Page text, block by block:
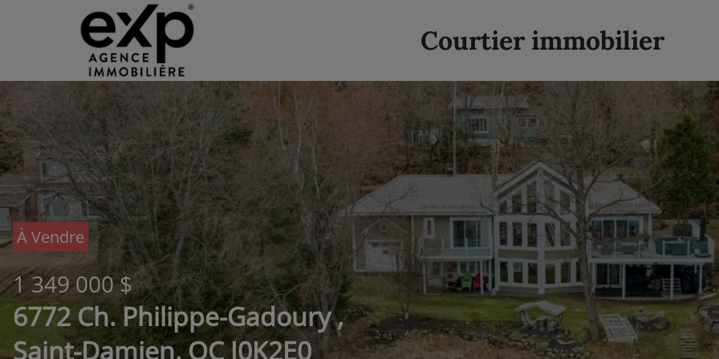
Courtier immobilier
À Vendre
1 349 000 $
6772 Ch. Philippe-Gadoury ,
Saint-Damien, QC J0K2E0